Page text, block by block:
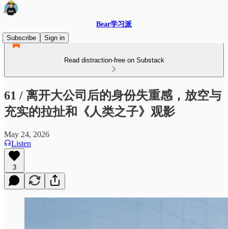
Bear学习派
Subscribe
Sign in
Read distraction-free on Substack
61 / 离开大公司后的身份失重感，放空与
充实的拉扯和《人类之子》观影
May 24, 2026
Listen
3